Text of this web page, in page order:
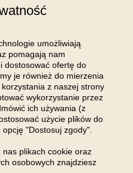
Zapoznaj się z naszym
umożliwiają
pomagają nam
dostosować ofertę do
je również do mierzenia
z naszej strony
wykorzystanie przez
ich używania (z
użycie plików do
"Dostosuj zgody".
nas plikach cookie oraz
osobowych znajdziesz